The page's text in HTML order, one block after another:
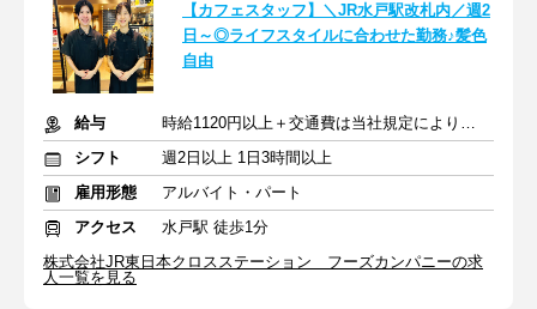
【カフェスタッフ】＼JR水戸駅改札内／週2
日～◎ライフスタイルに合わせた勤務♪髪色
自由
給与
時給1120円以上＋交通費は当社規定により支給
シフト
週2日以上 1日3時間以上
雇用形態
アルバイト・パート
アクセス
水戸駅 徒歩1分
株式会社JR東日本クロスステーション フーズカンパニーの求
人一覧を見る